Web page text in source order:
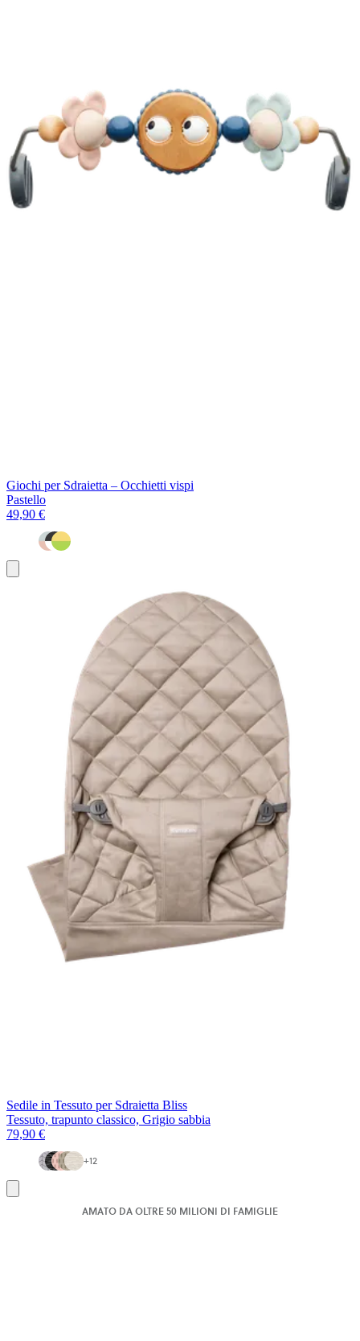
Giochi per Sdraietta – Occhietti vispi
Pastello
49,90 €
al
Sedile in Tessuto per Sdraietta Bliss
Tessuto, trapunto classico, Grigio sabbia
79,90 €
+12
al
AMATO DA OLTRE 50 MILIONI DI FAMIGLIE